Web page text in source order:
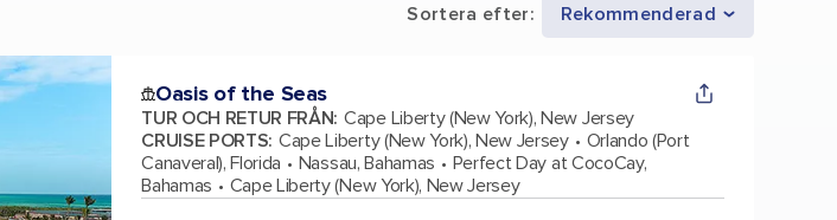
Sortera efter: Rekommenderad
Oasis of the Seas
TUR OCH RETUR FRÅN: Cape Liberty (New York), New Jersey
CRUISE PORTS: Cape Liberty (New York), New Jersey
Orlando (Port
Canaveral), Florida
Nassau, Bahamas
Perfect Day at CocoCay,
Bahamas
Cape Liberty (New York), New Jersey